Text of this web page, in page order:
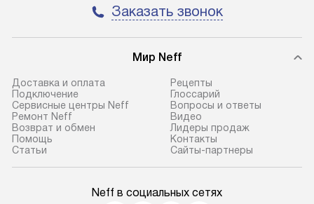
условия доставки у менеджера при
В оговоренный день служба
прибор до подъезда. Если
требуется переместить прибор
до двери квартиры или до места
установки, пожалуйста,
предварительно уточните это
взимается дополнительная плата.
Готовые
к водопроводу,
точке слива, в
подключение
Заказать звонок
Мир Neff
Доставка и оплата
Подключение
Сервисные центры Neff
Ремонт Neff
Возврат и обмен
Помощь
Статьи
Рецепты
Глоссарий
Вопросы и ответы
Видео
Лидеры продаж
Контакты
Сайты-партнеры
Neff в социальных сетях